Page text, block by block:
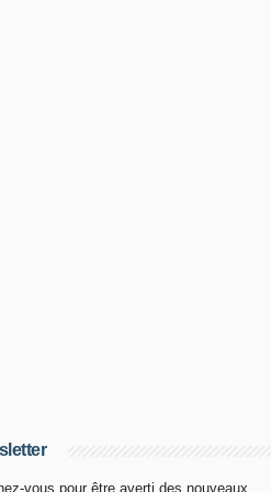
vous pour être averti des nouveaux